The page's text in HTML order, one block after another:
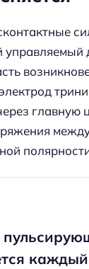
управляемый
главную